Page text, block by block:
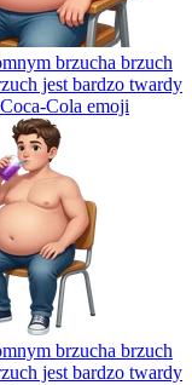
brzucha brzuch
jest bardzo twardy
Cola emoji
brzucha brzuch
jest bardzo twardy